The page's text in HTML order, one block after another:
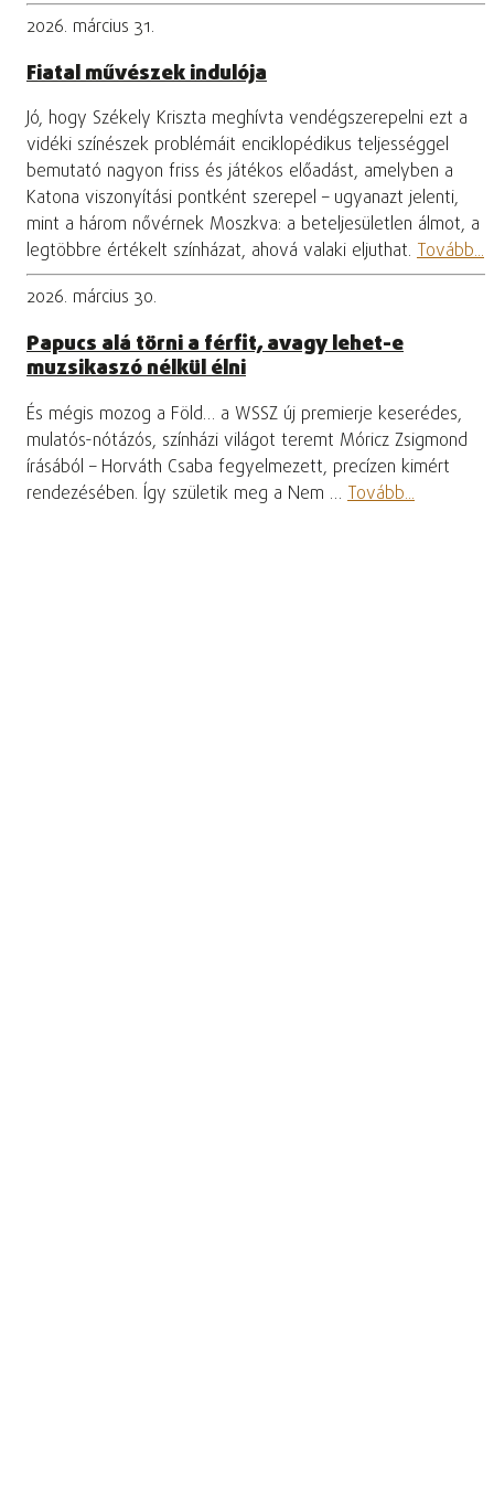
2026. március 31.
Fiatal művészek indulója
Jó, hogy Székely Kriszta meghívta vendégszerepelni ezt a
vidéki színészek problémáit enciklopédikus teljességgel
bemutató nagyon friss és játékos előadást, amelyben a
Katona viszonyítási pontként szerepel – ugyanazt jelenti,
mint a három nővérnek Moszkva: a beteljesületlen álmot, a
legtöbbre értékelt színházat, ahová valaki eljuthat. Tovább...
2026. március 30.
Papucs alá törni a férfit, avagy lehet-e
muzsikaszó nélkül élni
És mégis mozog a Föld… a WSSZ új premierje keserédes,
mulatós-nótázós, színházi világot teremt Móricz Zsigmond
írásából – Horváth Csaba fegyelmezett, precízen kimért
rendezésében. Így születik meg a Nem … Tovább...